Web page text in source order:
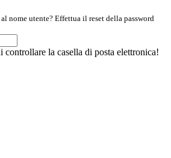
nome utente? Effettua il reset della password
controllare la casella di posta elettronica!